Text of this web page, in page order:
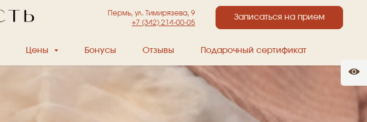
Пермь, ул. Тимирязева, 9
+7 (342) 214-00-05
Записаться на прием
Цены Бонусы Отзывы Подарочный сертификат